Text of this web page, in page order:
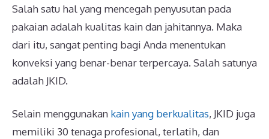
Salah satu hal yang mencegah penyusutan pada
pakaian adalah kualitas kain dan jahitannya. Maka
dari itu, sangat penting bagi Anda menentukan
konveksi yang benar-benar terpercaya. Salah satunya
adalah JKID.
Selain menggunakan kain yang berkualitas, JKID juga
memiliki 30 tenaga profesional, terlatih, dan